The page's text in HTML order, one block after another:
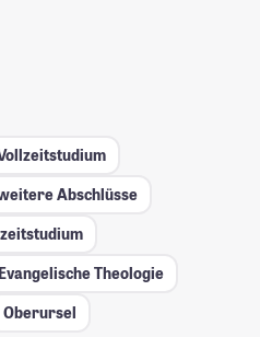
Abschlüsse
Evangelische Theologie
Oberursel